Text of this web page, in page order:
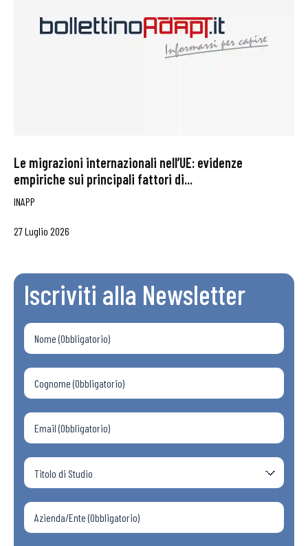
Le migrazioni internazionali nell’UE: evidenze
empiriche sui principali fattori di...
INAPP
27 Luglio 2026
Iscriviti alla Newsletter